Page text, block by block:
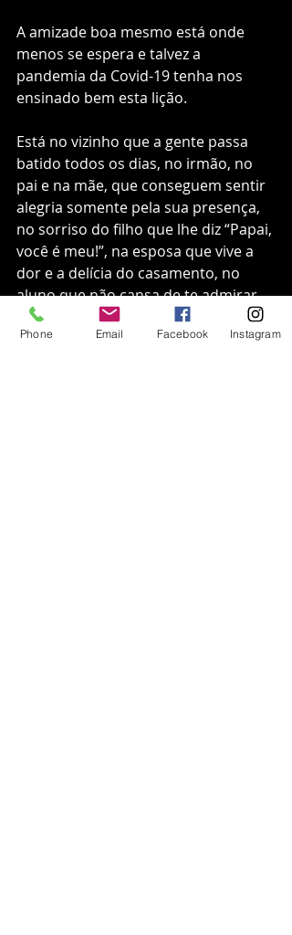
A amizade boa mesmo está onde
menos se espera e talvez a
pandemia da Covid-19 tenha nos
ensinado bem esta lição.
Está no vizinho que a gente passa
batido todos os dias, no irmão, no
pai e na mãe, que conseguem sentir
alegria somente pela sua presença,
no sorriso do filho que lhe diz “Papai,
você é meu!”, na esposa que vive a
dor e a delícia do casamento, no
aluno que não cansa de te admirar,
no professor que a gente também
não cansa de admirar...
Phone Email Facebook Instagram